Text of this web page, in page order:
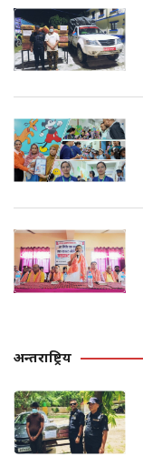
अन्तराष्ट्रिय